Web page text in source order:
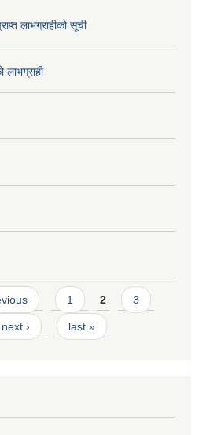
लाभग्राहीको सूची
लाभग्राही
1 2 3
next › last »